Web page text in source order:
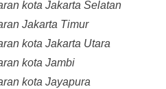
kota Jakarta Selatan
Jakarta Timur
kota Jakarta Utara
kota Jambi
kota Jayapura